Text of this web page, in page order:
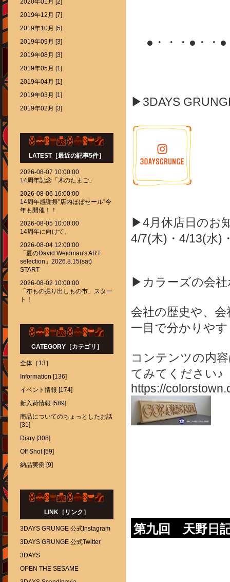
●・・・●・・
▶3DAYS
▶4月休店日のお
4/7(木)・4/13(水)
▶カラーズの会
会社の歴史や、
一目で分かりや
コンテンツの内
てみてください♪
https://
第九回 天野日
2020年01月 [2]
2019年12月 [7]
2019年10月 [5]
2019年09月 [3]
2019年08月 [3]
2019年05月 [1]
2019年04月 [1]
2019年03月 [1]
2019年02月 [3]
LATEST［最近の記事5件］
2026-08-07 10:00:00
14周年記念「木のたまご」
2026-08-06 16:00:00
14周年感謝祭''店内ほぼセール''今
年も開催！！
2026-08-05 10:00:00
14周年に向けて。
2026-08-04 12:00:00
「夏のDavid Weidman's ART
selection」2026.8.15(sat)
START
2026-08-02 10:00:00
「布もの掘り出しもの市」スター
ト！
CATEGORY［カテゴリ］
全体［13］
Information [136]
イベント情報 [174]
新入荷情報 [589]
商品についてのちょっとしたお話
[31]
Diary [308]
Off Shot [59]
納品実例 [9]
LINK［リンク］
3DAYS GRUNGE 公式Instagram
3DAYS GRUNGE 公式Twitter
3DAYS
OPEN THE SESAME